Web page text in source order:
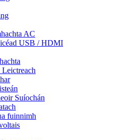
AC
USB / HDMI
Suíochán
fuinnimh